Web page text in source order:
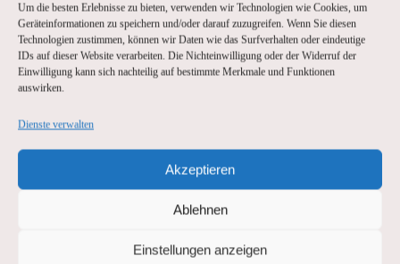
Um die besten Erlebnisse zu bieten, verwenden wir Technologien wie Cookies, um
Geräteinformationen zu speichern und/oder darauf zuzugreifen. Wenn Sie diesen
Technologien zustimmen, können wir Daten wie das Surfverhalten oder eindeutige
IDs auf dieser Website verarbeiten. Die Nichteinwilligung oder der Widerruf der
Einwilligung kann sich nachteilig auf bestimmte Merkmale und Funktionen
auswirken.
Dienste verwalten
Akzeptieren
Ablehnen
Einstellungen anzeigen
Entschuldige bitte
die
Unannehmlichkeiten!
Wir arbeiten an einer
großartigen Sache –